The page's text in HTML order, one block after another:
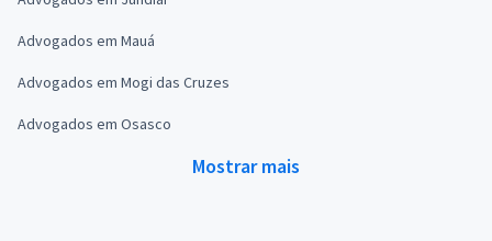
Advogados em Mauá
Advogados em Mogi das Cruzes
Advogados em Osasco
Mostrar mais